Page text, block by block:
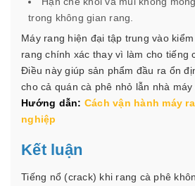
trong không gian rang.
Máy rang hiện đại tập trung vào
rang chính xác thay vì làm cho tiếng
Điều này giúp sản phẩm đầu ra ổn
cho cả quán cà phê nhỏ lẫn nhà máy
Hướng dẫn: Cách vận hành máy
nghiệp
Kết luận
Tiếng nổ (crack) khi rang cà phê